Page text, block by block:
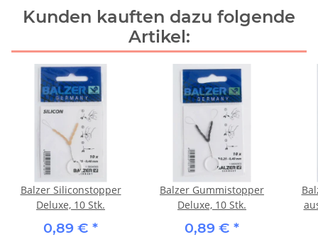
Kunden kauften dazu folgende
Artikel:
Balzer Siliconstopper
Deluxe, 10 Stk.
0,89 € *
Balzer Gummistopper
Deluxe, 10 Stk.
0,89 € *